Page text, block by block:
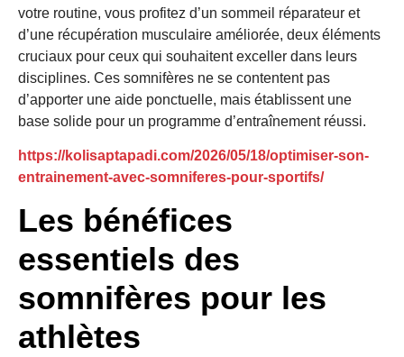
votre routine, vous profitez d’un sommeil réparateur et
d’une récupération musculaire améliorée, deux éléments
cruciaux pour ceux qui souhaitent exceller dans leurs
disciplines. Ces somnifères ne se contentent pas
d’apporter une aide ponctuelle, mais établissent une
base solide pour un programme d’entraînement réussi.
https://kolisaptapadi.com/2026/05/18/optimiser-son-
entrainement-avec-somniferes-pour-sportifs/
Les bénéfices
essentiels des
somnifères pour les
athlètes